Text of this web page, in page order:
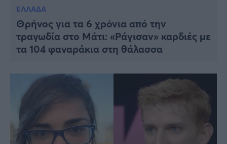
ΕΛΛΑΔΑ
Θρήνος για τα 6 χρόνια από την
τραγωδία στο Μάτι: «Ράγισαν» καρδιές με
τα 104 φαναράκια στη θάλασσα